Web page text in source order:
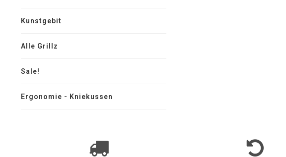
Kunstgebit
Alle Grillz
Sale!
Ergonomie - Kniekussen